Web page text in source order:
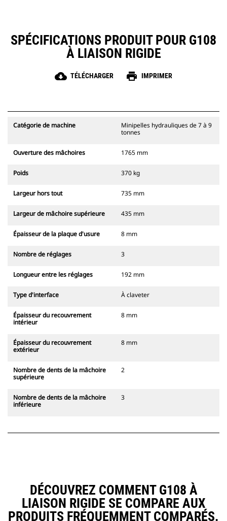
SPÉCIFICATIONS PRODUIT POUR G108
À LIAISON RIGIDE
cloud_download TÉLÉCHARGER print IMPRIMER
Catégorie de machine
Minipelles hydrauliques de 7 à 9
tonnes
Ouverture des mâchoires 1765 mm
Poids 370 kg
Largeur hors tout 735 mm
Largeur de mâchoire supérieure 435 mm
Épaisseur de la plaque d'usure 8 mm
Nombre de réglages 3
Longueur entre les réglages 192 mm
Type d'interface À claveter
Épaisseur du recouvrement
intérieur
8 mm
Épaisseur du recouvrement
extérieur
8 mm
Nombre de dents de la mâchoire
supérieure
2
Nombre de dents de la mâchoire
inférieure
3
DÉCOUVREZ COMMENT G108 À
LIAISON RIGIDE SE COMPARE AUX
PRODUITS FRÉQUEMMENT COMPARÉS.